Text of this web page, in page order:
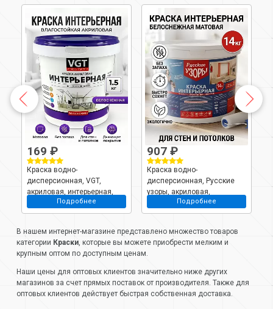
169 ₽
Краска водно-
дисперсионная, VGT,
акриловая, интерьерная,
влагостойкая, матовая,
белоснежная, 1.5 кг
Подробнее
907 ₽
Краска водно-
дисперсионная, Русские
узоры, акриловая,
интерьерная, матовая,
белоснежная, 14 кг
Подробнее
В нашем интернет-магазине представлено множество товаров
категории Краски, которые вы можете приобрести мелким и
крупным оптом по доступным ценам.
Наши цены для оптовых клиентов значительно ниже других
магазинов за счет прямых поставок от производителя. Также для
оптовых клиентов действует быстрая собственная доставка.